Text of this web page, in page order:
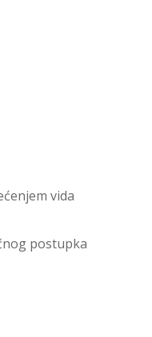
vida
postupka